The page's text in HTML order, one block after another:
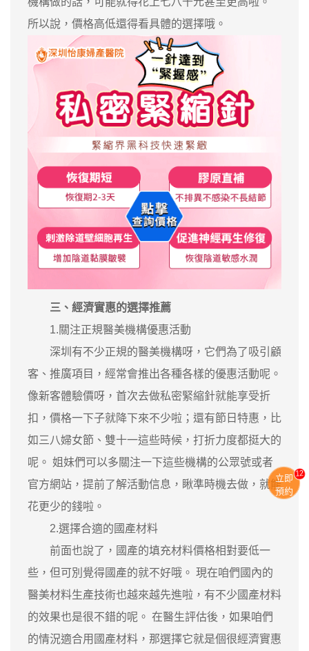
所以說，價格高低還得看具體的選擇哦。
三、經濟實惠的選擇推薦
1.關注正規醫美機構優惠活動
深圳有不少正規的醫美機構呀，它們為了吸引顧
客、推廣項目，經常會推出各種各樣的優惠活動呢。
像新客體驗價呀，首次去做私密緊縮針就能享受折
扣，價格一下子就降下來不少啦；還有節日特惠，比
如三八婦女節、雙十一這些時候，打折力度都挺大的
呢。 姐妹們可以多關注一下這些機構的公眾號或者
官方網站，提前了解活動信息，瞅準時機去做，就能
花更少的錢啦。
2.選擇合適的國產材料
前面也說了，國產的填充材料價格相對要低一
些，但可別覺得國產的就不好哦。 現在咱們國內的
醫美材料生產技術也越來越先進啦，有不少國產材料
的效果也是很不錯的呢。 在醫生評估後，如果咱們
的情況適合用國產材料，那選擇它就是個很經濟實惠
立即
預約
11